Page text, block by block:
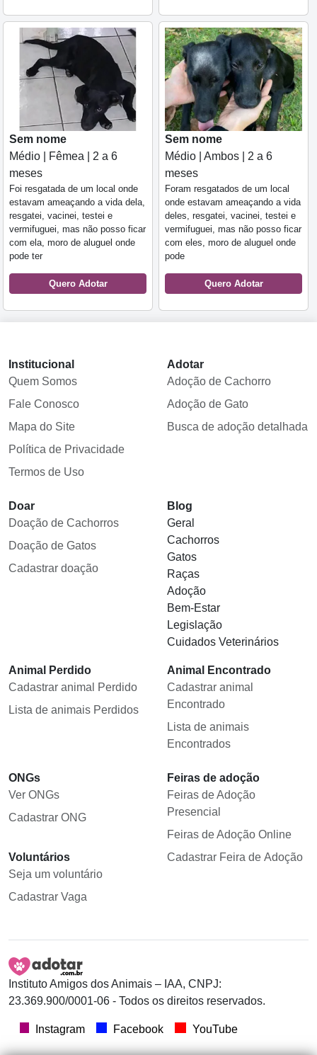
Sem nome
Médio | Fêmea | 2 a 6
meses
Foi resgatada de um local onde
estavam ameaçando a vida dela,
resgatei, vacinei, testei e
vermifuguei, mas não posso ficar
com ela, moro de aluguel onde
pode ter
Quero Adotar
Sem nome
Médio | Ambos | 2 a 6
meses
Foram resgatados de um local
onde estavam ameaçando a vida
deles, resgatei, vacinei, testei e
vermifuguei, mas não posso ficar
com eles, moro de aluguel onde
pode
Quero Adotar
Institucional
Quem Somos
Fale Conosco
Mapa do Site
Política de Privacidade
Termos de Uso
Adotar
Adoção de Cachorro
Adoção de Gato
Busca de adoção detalhada
Doar
Doação de Cachorros
Doação de Gatos
Cadastrar doação
Blog
Geral
Cachorros
Gatos
Raças
Adoção
Bem-Estar
Legislação
Cuidados Veterinários
Animal Perdido
Cadastrar animal Perdido
Lista de animais Perdidos
Animal Encontrado
Cadastrar animal
Encontrado
Lista de animais
Encontrados
ONGs
Ver ONGs
Cadastrar ONG
Voluntários
Seja um voluntário
Cadastrar Vaga
Feiras de adoção
Feiras de Adoção
Presencial
Feiras de Adoção Online
Cadastrar Feira de Adoção
Instituto Amigos dos Animais – IAA, CNPJ:
23.369.900/0001-06 - Todos os direitos reservados.
Instagram Facebook YouTube